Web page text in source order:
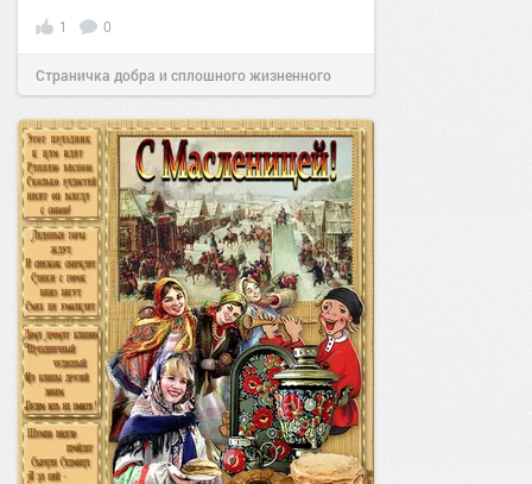
1 0
Страничка добра и сплошного жизненного
позитива!14:2028 апр 2025